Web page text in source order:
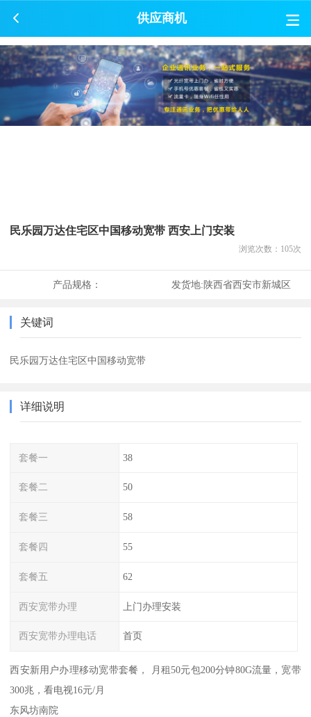
供应商机
民乐园万达住宅区中国移动宽带 西安上门安装
浏览次数： 105次
产品规格： 发货地:陕西省西安市新城区
关键词
民乐园万达住宅区中国移动宽带
详细说明
套餐一 38
套餐二 50
套餐三 58
套餐四 55
套餐五 62
西安宽带办理 上门办理安装
西安宽带办理电话 首页
西安新用户办理移动宽带套餐， 月租50元包200分钟80G流量，宽带
300兆，看电视16元/月
东风坊南院